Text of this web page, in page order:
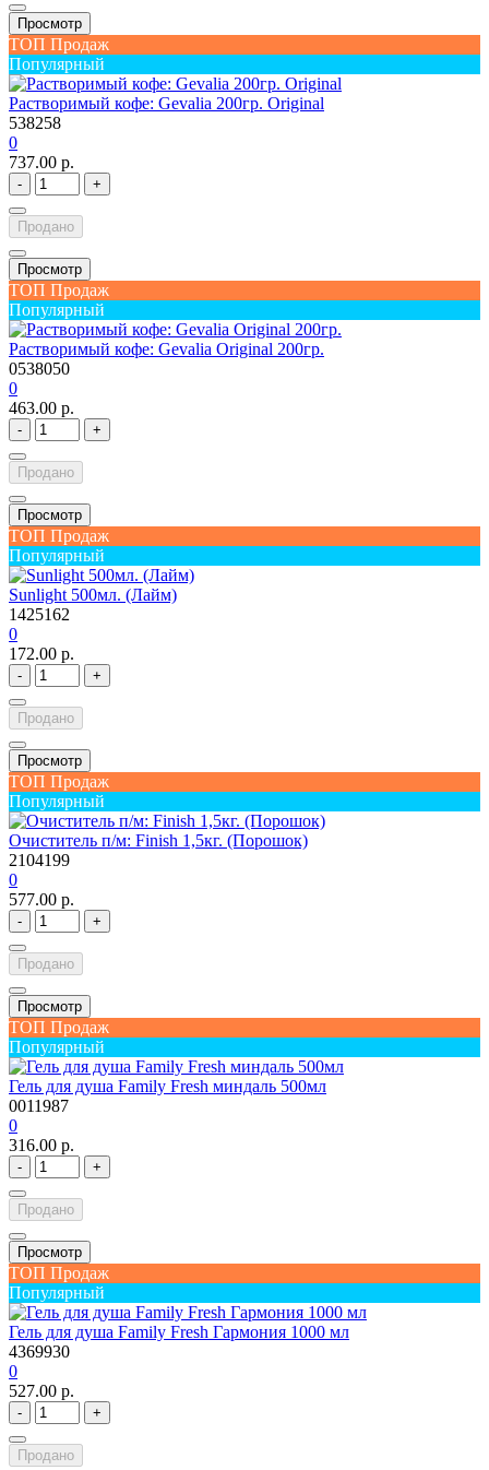
Просмотр
ТОП Продаж
Популярный
Растворимый кофе: Gevalia 200гр. Original
538258
0
737.00 р.
- +
Продано
Просмотр
ТОП Продаж
Популярный
Растворимый кофе: Gevalia Original 200гр.
0538050
0
463.00 р.
- +
Продано
Просмотр
ТОП Продаж
Популярный
Sunlight 500мл. (Лайм)
1425162
0
172.00 р.
- +
Продано
Просмотр
ТОП Продаж
Популярный
Очиститель п/м: Finish 1,5кг. (Порошок)
2104199
0
577.00 р.
- +
Продано
Просмотр
ТОП Продаж
Популярный
Гель для душа Family Fresh миндаль 500мл
0011987
0
316.00 р.
- +
Продано
Просмотр
ТОП Продаж
Популярный
Гель для душа Family Fresh Гармония 1000 мл
4369930
0
527.00 р.
- +
Продано